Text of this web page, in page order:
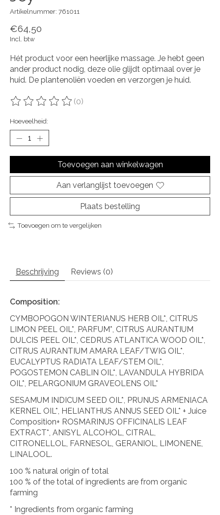
Artikelnummer: 761011
€64,50
Incl. btw
Hét product voor een heerlijke massage. Je hebt geen
ander product nodig, deze olie glijdt optimaal over je
huid. De plantenoliën voeden en verzorgen je huid.​
De beoordeling van dit product is
(0)
Hoeveelheid:
Toevoegen aan winkelwagen
Aan verlanglijst toevoegen
Plaats bestelling
Toevoegen om te vergelijken
Beschrijving Reviews (0)
Composition:
CYMBOPOGON WINTERIANUS HERB OIL*, CITRUS
LIMON PEEL OIL*, PARFUM*, CITRUS AURANTIUM
DULCIS PEEL OIL*, CEDRUS ATLANTICA WOOD OIL*,
CITRUS AURANTIUM AMARA LEAF/TWIG OIL*,
EUCALYPTUS RADIATA LEAF/STEM OIL*,
POGOSTEMON CABLIN OIL*, LAVANDULA HYBRIDA
OIL*, PELARGONIUM GRAVEOLENS OIL*
SESAMUM INDICUM SEED OIL*, PRUNUS ARMENIACA
KERNEL OIL*, HELIANTHUS ANNUS SEED OIL* + Juice
Composition+ ROSMARINUS OFFICINALIS LEAF
EXTRACT*, ANISYL ALCOHOL, CITRAL,
CITRONELLOL, FARNESOL, GERANIOL, LIMONENE,
LINALOOL.
100 % natural origin of total
100 % of the total of ingredients are from organic
farming
* Ingredients from organic farming